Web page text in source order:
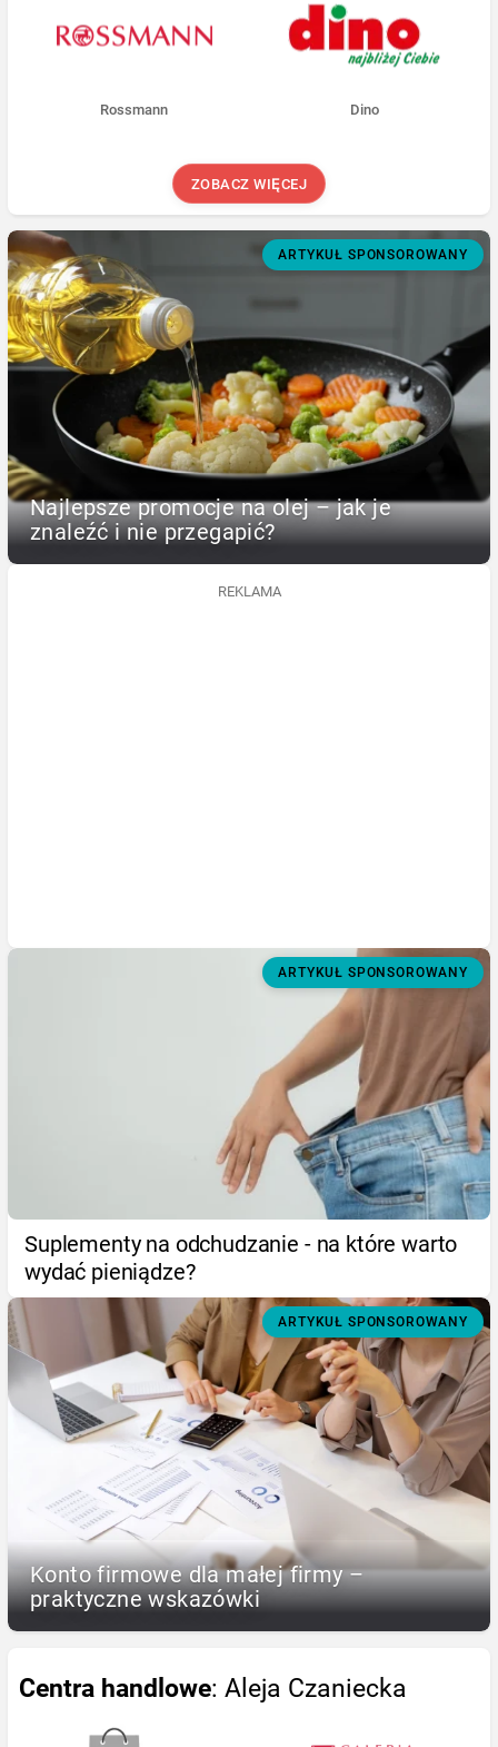
Rossmann Dino
ZOBACZ WIĘCEJ
ARTYKUŁ SPONSOROWANY
Najlepsze promocje na olej – jak je
znaleźć i nie przegapić?
REKLAMA
ARTYKUŁ SPONSOROWANY
Suplementy na odchudzanie - na które warto
wydać pieniądze?
ARTYKUŁ SPONSOROWANY
Konto firmowe dla małej firmy –
praktyczne wskazówki
Centra handlowe: Aleja Czaniecka